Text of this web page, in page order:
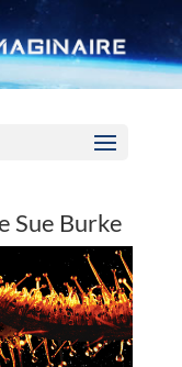
Sue Burke